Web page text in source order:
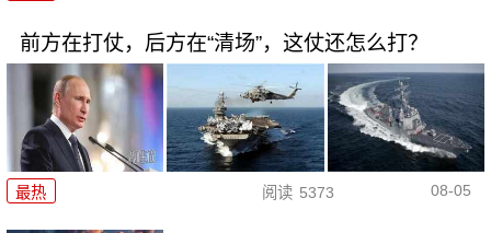
前方在打仗，后方在“清场”，这仗还怎么打？
最热 阅读 5373 08-05